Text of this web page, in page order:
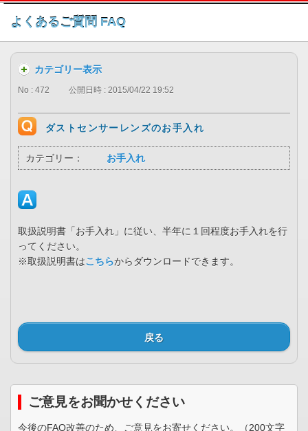
このページの本文へ
よくあるご質問 FAQ
カテゴリー表示
No : 472 公開日時 : 2015/04/22 19:52
ダストセンサーレンズのお手入れ
カテゴリー： お手入れ
取扱説明書「お手入れ」に従い、半年に１回程度お手入れを行
ってください。
※取扱説明書はこちらからダウンロードできます。
戻る
ご意見をお聞かせください
今後のFAQ改善のため、ご意見をお寄せください。（200文字